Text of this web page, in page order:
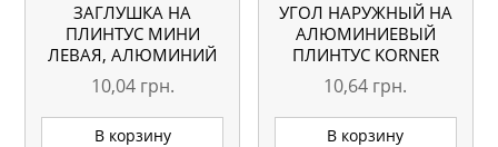
ЗАГЛУШКА НА
ПЛИНТУС МИНИ
ЛЕВАЯ, АЛЮМИНИЙ
10,04 грн.
В корзину
УГОЛ НАРУЖНЫЙ НА
АЛЮМИНИЕВЫЙ
ПЛИНТУС KORNER
10,64 грн.
В корзину